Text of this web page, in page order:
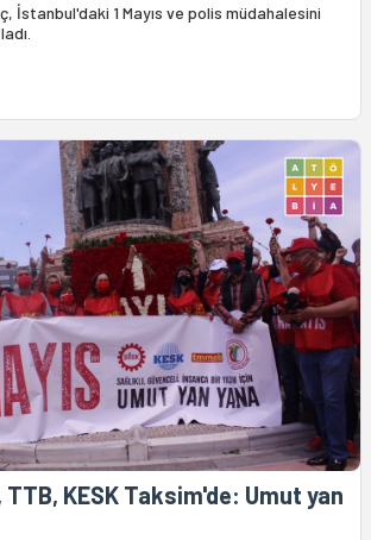
İstanbul'daki 1 Mayıs ve polis müdahalesini
TTB, KESK Taksim'de: Umut yan